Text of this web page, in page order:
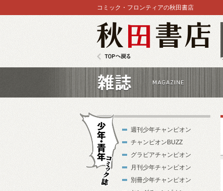
コミック・フロンティアの秋田書店
週刊少年チャンピオン
チャンピオンBUZZ
グラビアチャンピオン
月刊少年チャンピオン
別冊少年チャンピオン